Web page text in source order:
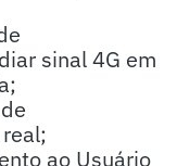
sinal 4G em
ao Usuário